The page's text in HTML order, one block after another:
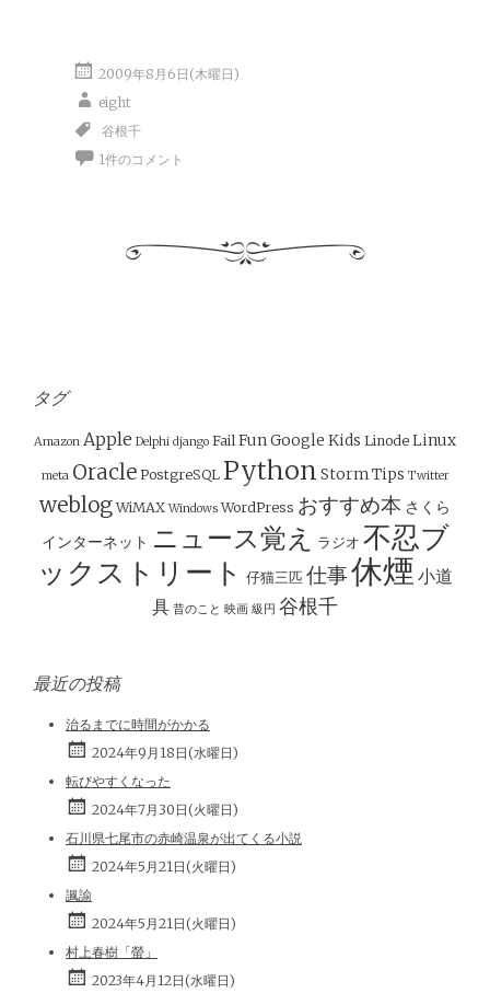
2009年8月6日(木曜日)
eight
谷根千
1件のコメント
タグ
Amazon Apple Delphi django Fail FunGoogle Kids Linode Linux
meta Oracle PostgreSQL Python StormTips Twitter
weblog WiMAX Windows WordPress おすすめ本 さくら
インターネット ニュース覚え ラジオ 不忍ブ
ックストリート
仔猫三匹 仕事休煙 小道
具 昔のこと 映画 級円 谷根千
最近の投稿
治るまでに時間がかかる
2024年9月18日(水曜日)
転びやすくなった
2024年7月30日(火曜日)
石川県七尾市の赤崎温泉が出てくる小説
2024年5月21日(火曜日)
諷諭
2024年5月21日(火曜日)
村上春樹「螢」
2023年4月12日(水曜日)